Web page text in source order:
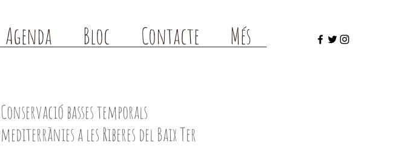
Agenda Bloc Contacte Més
Conservació basses temporals
mediterrànies a les Riberes del Baix Ter